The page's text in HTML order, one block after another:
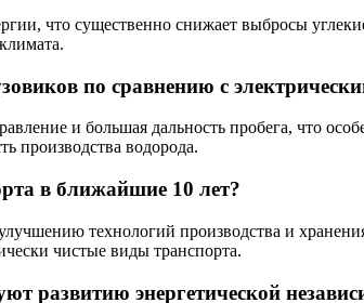
что существенно снижает выбросы
по сравнению с
и большая дальность пробега, что
производства водорода.
в ближайшие 10 лет?
технологий производства и
чистые виды транспорта.
развитию энергетической